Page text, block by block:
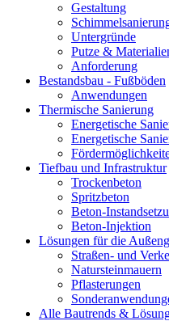
Gestaltung
Untergründe
Putze &
Anforderung
Bestandsbau - Fußböden
Anwendungen
Thermische Sanierung
Energetische
Energetische
Tiefbau und Infrastruktur
Trockenbeton
Spritzbeton
Beton-
Beton-Injektion
Lösungen für die
Straßen- und
Natursteinmauern
Pflasterungen
Alle Bautrends &